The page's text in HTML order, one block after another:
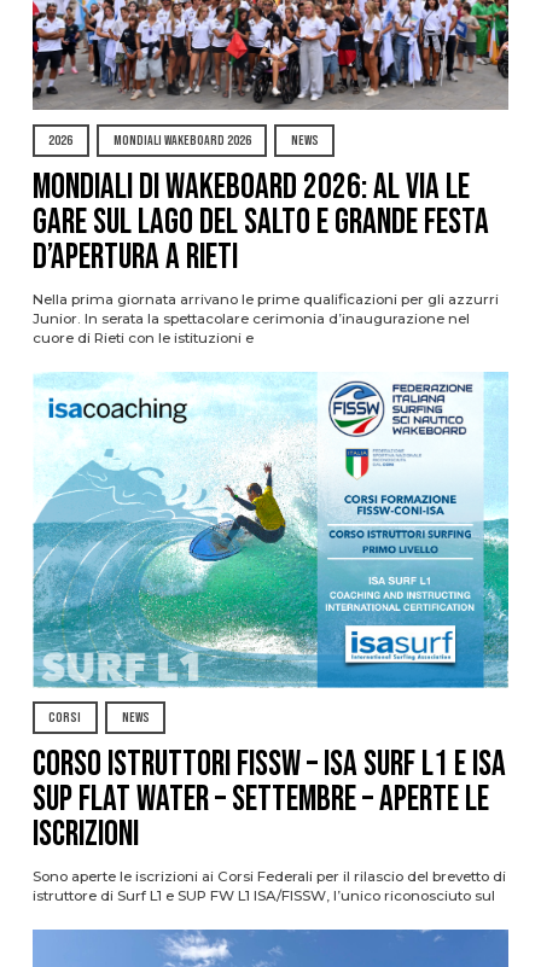
2026 MONDIALI WAKEBOARD 2026 NEWS
Mondiali di Wakeboard 2026: al via le
gare sul Lago del Salto e grande festa
d’apertura a Rieti
Nella prima giornata arrivano le prime qualificazioni per gli azzurri
Junior. In serata la spettacolare cerimonia d’inaugurazione nel
cuore di Rieti con le istituzioni e
CORSI NEWS
CORSO ISTRUTTORI FISSW – ISA SURF L1 e ISA
SUP Flat Water – SETTEMBRE – APERTE LE
ISCRIZIONI
Sono aperte le iscrizioni ai Corsi Federali per il rilascio del brevetto di
istruttore di Surf L1 e SUP FW L1 ISA/FISSW, l’unico riconosciuto sul